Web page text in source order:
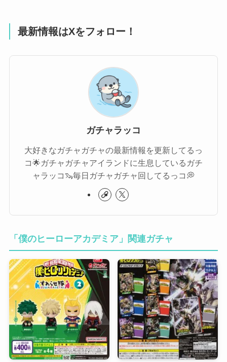
最新情報はXをフォロー！
ガチャラッコ
大好きなガチャガチャの最新情報を更新してるっ
コ🌟ガチャガチャアイランドに生息しているガチ
ャラッコ🦦毎日ガチャガチャ回してるっコ💭
「僕のヒーローアカデミア」関連ガチャ